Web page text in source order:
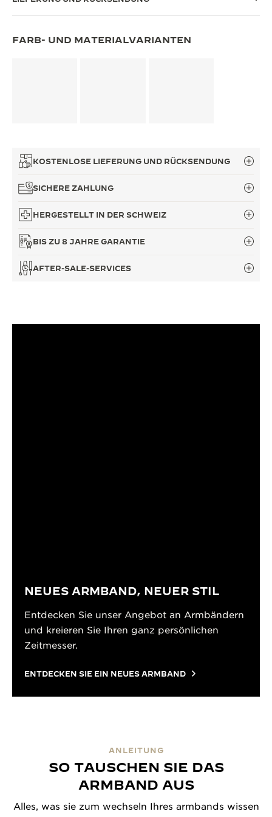
THE STELLAR ODYSSEY
FARB- UND MATERIALVARIANTEN
KOSTENLOSE LIEFERUNG UND RÜCKSENDUNG
SICHERE ZAHLUNG
HERGESTELLT IN DER SCHWEIZ
BIS ZU 8 JAHRE GARANTIE
AFTER-SALE-SERVICES
NEUES ARMBAND, NEUER STIL
Entdecken Sie unser Angebot an Armbändern
und kreieren Sie Ihren ganz persönlichen
Zeitmesser.
ENTDECKEN SIE EIN NEUES ARMBAND
ANLEITUNG
SO TAUSCHEN SIE DAS
ARMBAND AUS
Alles, was sie zum wechseln Ihres armbands wissen